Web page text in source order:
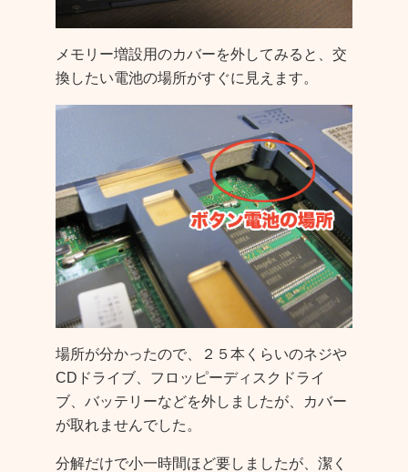
メモリー増設用のカバーを外してみると、交
換したい電池の場所がすぐに見えます。
場所が分かったので、２５本くらいのネジや
CDドライブ、フロッピーディスクドライ
ブ、バッテリーなどを外しましたが、カバー
が取れませんでした。
分解だけで小一時間ほど要しましたが、潔く